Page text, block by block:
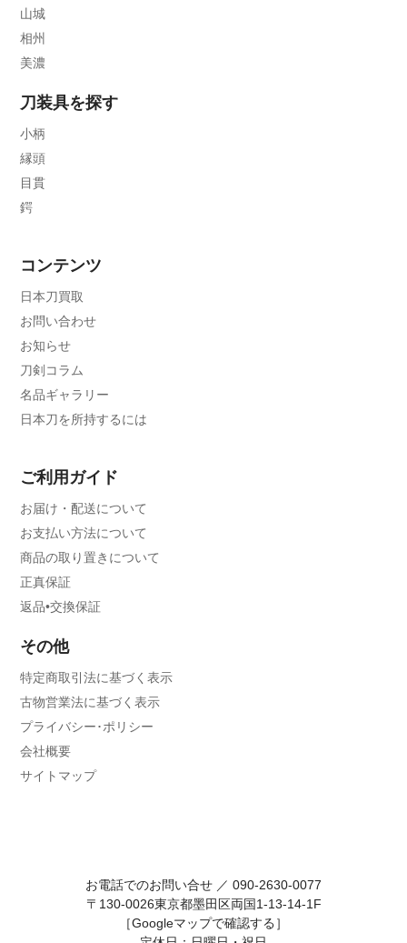
山城
相州
美濃
刀装具を探す
小柄
縁頭
目貫
鍔
コンテンツ
日本刀買取
お問い合わせ
お知らせ
刀剣コラム
名品ギャラリー
日本刀を所持するには
ご利用ガイド
お届け・配送について
お支払い方法について
商品の取り置きについて
正真保証
返品•交換保証
その他
特定商取引法に基づく表示
古物営業法に基づく表示
プライバシー･ポリシー
会社概要
サイトマップ
お電話でのお問い合せ ／ 090-2630-0077
〒130-0026東京都墨田区両国1-13-14-1F
［Googleマップで確認する］